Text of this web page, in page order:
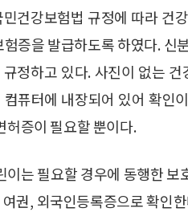
건강보험법 규정에 따라 건
증을 발급하도록 하였다. 신
정하고 있다. 사진이 없는 건
퓨터에 내장되어 있어 확인
허증이 필요할 뿐이다.
는 필요할 경우에 동행한 보
권, 외국인등록증으로 확인